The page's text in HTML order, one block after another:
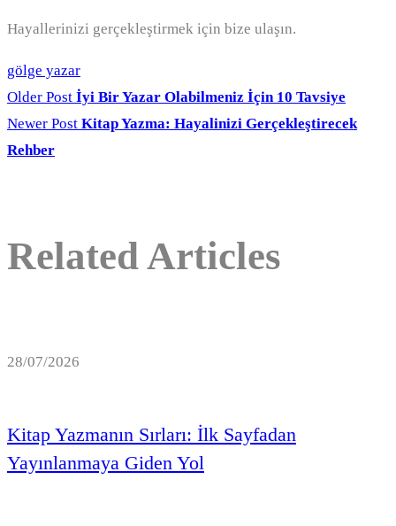
Hayallerinizi gerçekleştirmek için bize ulaşın.
gölge yazar
Older Post İyi Bir Yazar Olabilmeniz İçin 10 Tavsiye
Newer Post Kitap Yazma: Hayalinizi Gerçekleştirecek
Rehber
Related Articles
28/07/2026
Kitap Yazmanın Sırları: İlk Sayfadan
Yayınlanmaya Giden Yol